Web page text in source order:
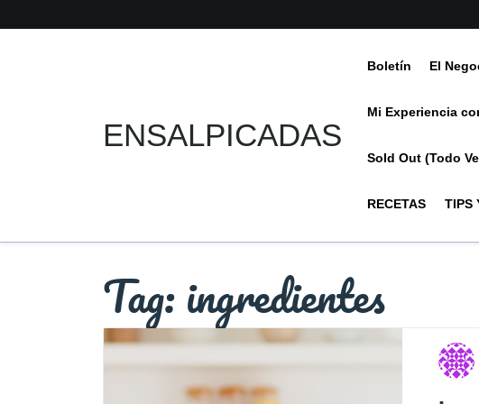
to
ENSALPICADAS
Boletín El
Mi Experiencia
Sold Out (Todo
RECETAS TIPS
Tag:ingredientes